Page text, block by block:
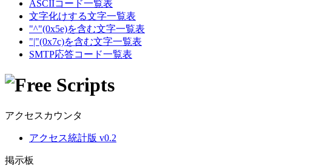
ASCIIコード一覧表
文字化けする文字一覧表
"^"(0x5e)を含む文字一覧表
"|"(0x7c)を含む文字一覧表
SMTP応答コード一覧表
アクセスカウンタ
アクセス統計版 v0.2
掲示板